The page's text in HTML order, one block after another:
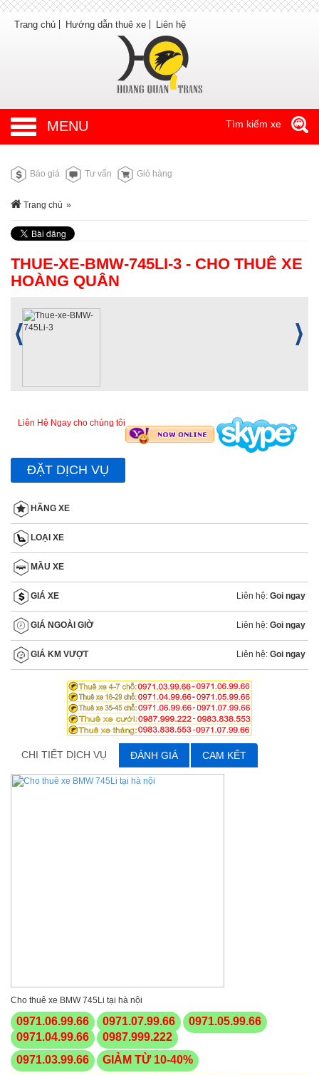
Trang chủ Hướng dẫn thuê xe Liên hệ
MENU Tìm kiếm xe
Báo giá Tư vấn Giỏ hàng
Trang chủ »
THUE-XE-BMW-745LI-3 - CHO THUÊ XE
HOÀNG QUÂN
Liên Hệ Ngay cho chúng tôi
ĐẶT DỊCH VỤ
HÃNG XE
LOẠI XE
MẦU XE
GIÁ XE Liên hệ: Goi ngay
GIÁ NGOÀI GIỜ Liên hệ: Goi ngay
GIÁ KM VƯỢT Liên hệ: Goi ngay
CHI TIẾT DỊCH VỤ ĐÁNH GIÁ CAM KẾT
Cho thuê xe BMW 745Li tại hà nội
0971.06.99.66 0971.07.99.66
0971.05.99.66
0971.04.99.66
0987.999.222
0971.03.99.66
GIẢM TỪ 10-40%